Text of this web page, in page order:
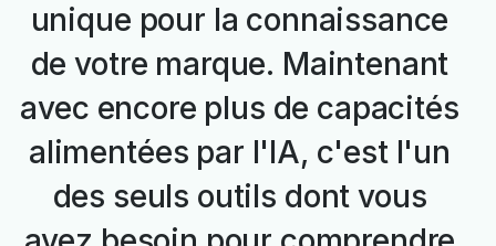
unique pour la connaissance
de votre marque. Maintenant
avec encore plus de capacités
alimentées par l'IA, c'est l'un
des seuls outils dont vous